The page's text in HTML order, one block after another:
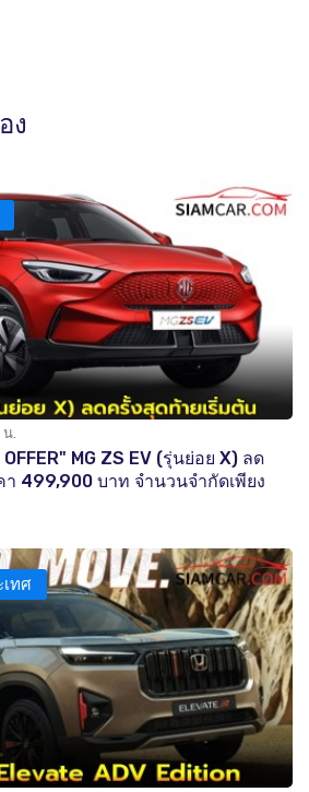
ง
.
MG ZS EV (รุ่นย่อย X) ลด
499,900 บาท จำนวนจำกัดเพียง
ทศ